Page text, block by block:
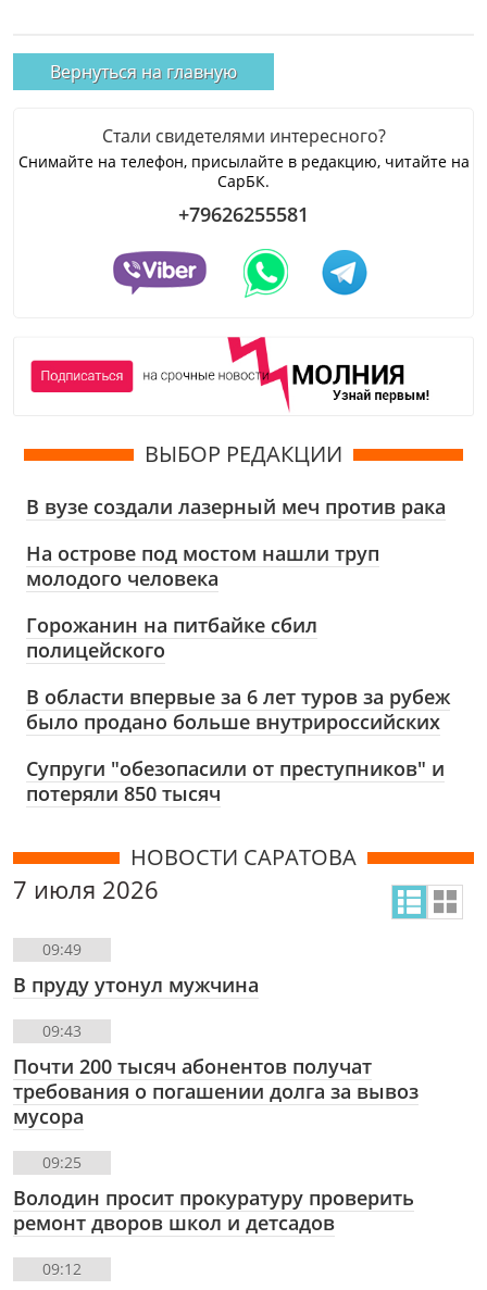
Вернуться на главную
Стали свидетелями интересного?
Снимайте на телефон, присылайте в редакцию, читайте на
СарБК.
+79626255581
ВЫБОР РЕДАКЦИИ
В вузе создали лазерный меч против рака
На острове под мостом нашли труп
молодого человека
Горожанин на питбайке сбил
полицейского
В области впервые за 6 лет туров за рубеж
было продано больше внутрироссийских
Супруги "обезопасили от преступников" и
потеряли 850 тысяч
НОВОСТИ САРАТОВА
7 июля 2026
09:49
В пруду утонул мужчина
09:43
Почти 200 тысяч абонентов получат
требования о погашении долга за вывоз
мусора
09:25
Володин просит прокуратуру проверить
ремонт дворов школ и детсадов
09:12